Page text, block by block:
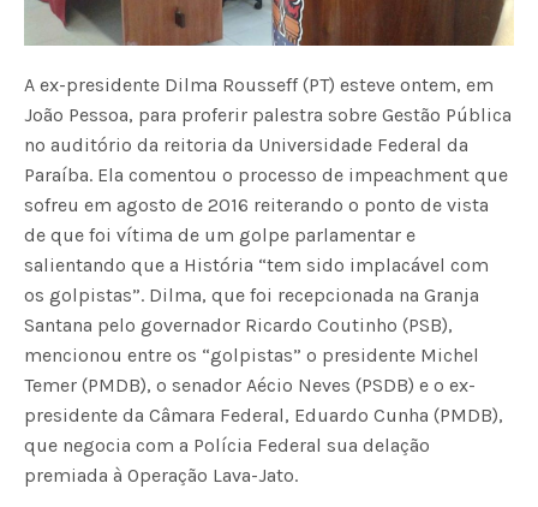
A ex-presidente Dilma Rousseff (PT) esteve ontem, em
João Pessoa, para proferir palestra sobre Gestão Pública
no auditório da reitoria da Universidade Federal da
Paraíba. Ela comentou o processo de impeachment que
sofreu em agosto de 2016 reiterando o ponto de vista
de que foi vítima de um golpe parlamentar e
salientando que a História “tem sido implacável com
os golpistas”. Dilma, que foi recepcionada na Granja
Santana pelo governador Ricardo Coutinho (PSB),
mencionou entre os “golpistas” o presidente Michel
Temer (PMDB), o senador Aécio Neves (PSDB) e o ex-
presidente da Câmara Federal, Eduardo Cunha (PMDB),
que negocia com a Polícia Federal sua delação
premiada à Operação Lava-Jato.